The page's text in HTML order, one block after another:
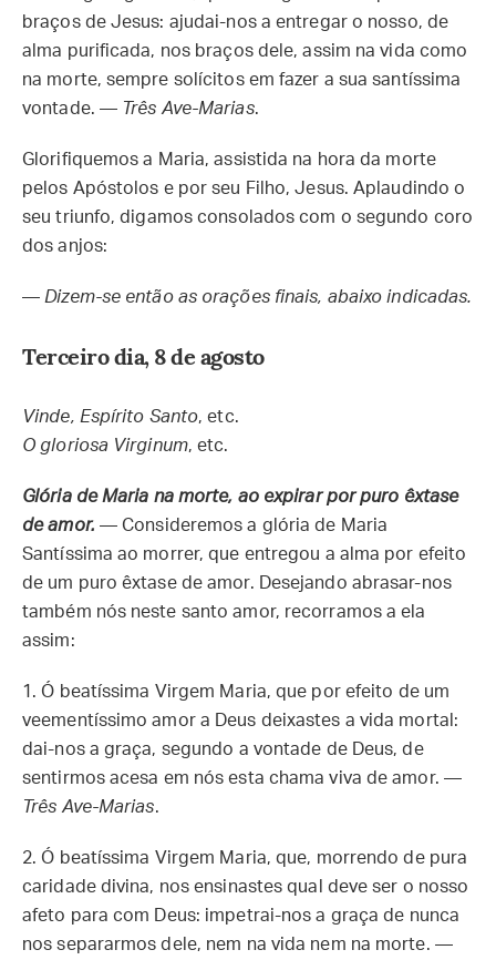
braços de Jesus: ajudai-nos a entregar o nosso, de
alma purificada, nos braços dele, assim na vida como
na morte, sempre solícitos em fazer a sua santíssima
vontade. — Três Ave-Marias.
Glorifiquemos a Maria, assistida na hora da morte
pelos Apóstolos e por seu Filho, Jesus. Aplaudindo o
seu triunfo, digamos consolados com o segundo coro
dos anjos:
—Dizem-se então as orações finais, abaixo indicadas.
Terceiro dia, 8 de agosto
Vinde, Espírito Santo, etc.
O gloriosa Virginum, etc.
Glória de Maria na morte, ao expirar por puro êxtase
de amor. — Consideremos a glória de Maria
Santíssima ao morrer, que entregou a alma por efeito
de um puro êxtase de amor. Desejando abrasar-nos
também nós neste santo amor, recorramos a ela
assim:
1. Ó beatíssima Virgem Maria, que por efeito de um
veementíssimo amor a Deus deixastes a vida mortal:
dai-nos a graça, segundo a vontade de Deus, de
sentirmos acesa em nós esta chama viva de amor. —
Três Ave-Marias.
2. Ó beatíssima Virgem Maria, que, morrendo de pura
caridade divina, nos ensinastes qual deve ser o nosso
afeto para com Deus: impetrai-nos a graça de nunca
nos separarmos dele, nem na vida nem na morte. —